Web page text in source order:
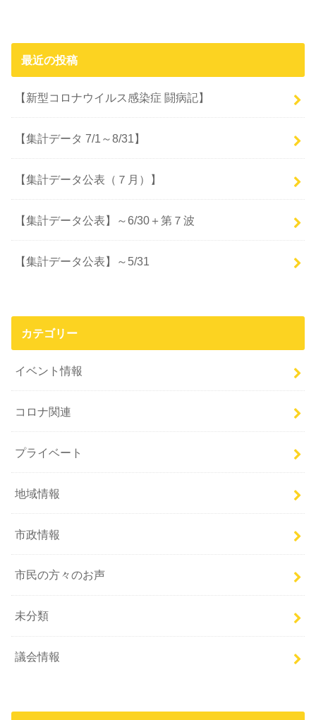
最近の投稿
【新型コロナウイルス感染症 闘病記】
【集計データ 7/1～8/31】
【集計データ公表（７月）】
【集計データ公表】～6/30＋第７波
【集計データ公表】～5/31
カテゴリー
イベント情報
コロナ関連
プライベート
地域情報
市政情報
市民の方々のお声
未分類
議会情報